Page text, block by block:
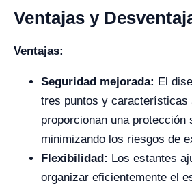
Ventajas y
Ventajas:
Seguridad mejorada: El
tres puntos y características
proporcionan una protección
minimizando los riesgos de
Flexibilidad: Los estantes
organizar eficientemente el